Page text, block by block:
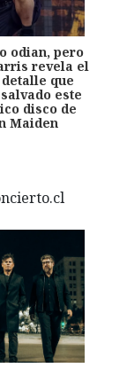
odian, pero
revela el
que
este
disco de
Maiden